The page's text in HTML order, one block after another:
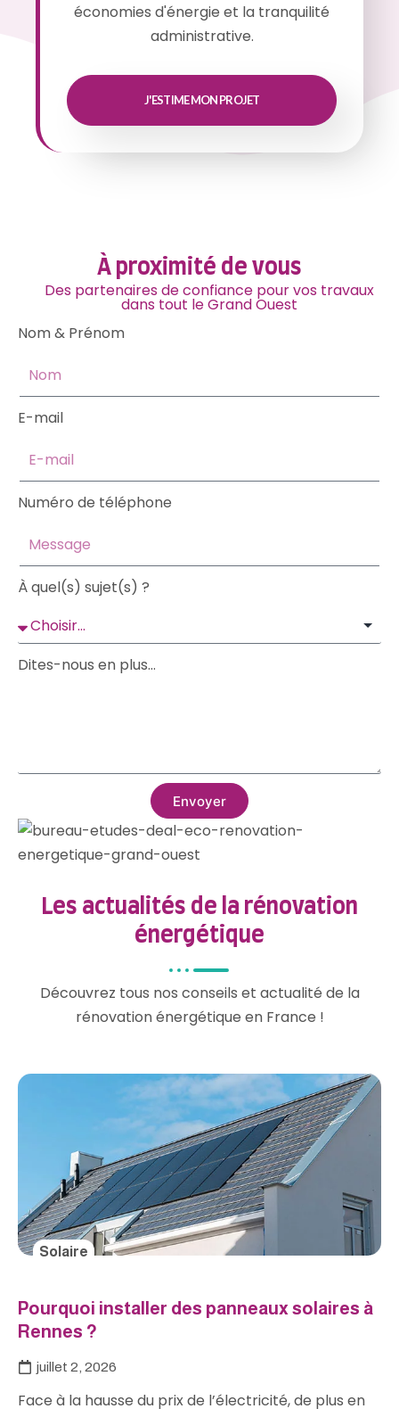
économies d'énergie et la tranquilité
administrative.
J'ESTIME MON PROJET
À proximité de vous
Des partenaires de confiance pour vos travaux
dans tout le Grand Ouest
Nom & Prénom
E-mail
Numéro de téléphone
À quel(s) sujet(s) ?
Dites-nous en plus...
Envoyer
Alternative:
Les actualités de la rénovation
énergétique
Découvrez tous nos conseils et actualité de la
rénovation énergétique en France !
Solaire
Pourquoi installer des panneaux solaires à
Rennes ?
juillet 2, 2026
Face à la hausse du prix de l’électricité, de plus en